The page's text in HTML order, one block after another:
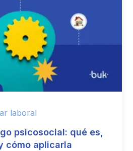
laboral
psicosocial: qué es,
cómo aplicarla